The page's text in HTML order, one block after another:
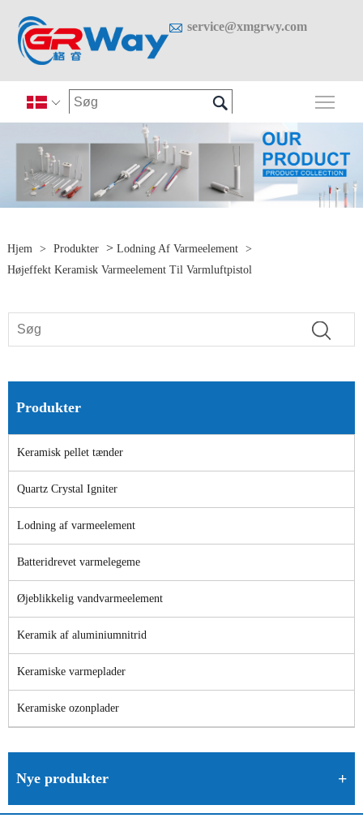
 service@xmgrwy.com
 
Hjem > Produkter > Lodning Af Varmeelement
>
Højeffekt Keramisk Varmeelement Til Varmluftpistol
Produkter
Keramisk pellet tænder
Quartz Crystal Igniter
Lodning af varmeelement
Batteridrevet varmelegeme
Øjeblikkelig vandvarmeelement
Keramik af aluminiumnitrid
Keramiske varmeplader
Keramiske ozonplader
Nye produkter